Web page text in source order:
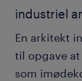
industriel
En arkitekt
til opgave
som